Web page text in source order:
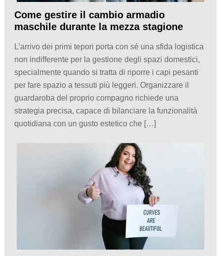
Come gestire il cambio armadio
maschile durante la mezza stagione
L’arrivo dei primi tepori porta con sé una sfida logistica
non indifferente per la gestione degli spazi domestici,
specialmente quando si tratta di riporre i capi pesanti
per fare spazio a tessuti più leggeri. Organizzare il
guardaroba del proprio compagno richiede una
strategia precisa, capace di bilanciare la funzionalità
quotidiana con un gusto estetico che […]